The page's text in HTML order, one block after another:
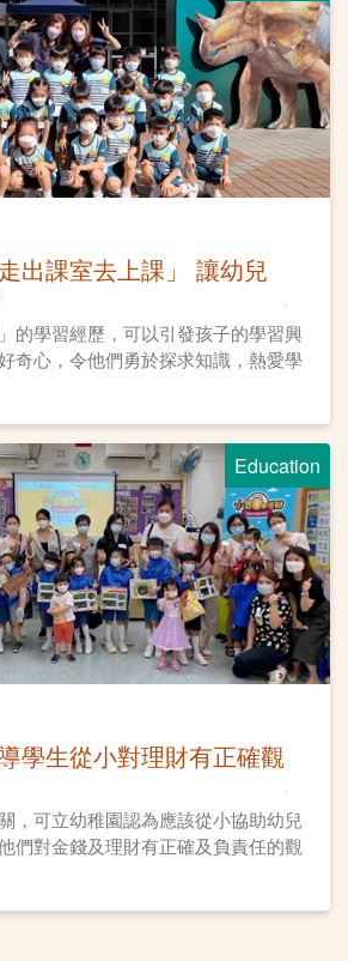
出課室去上課」 讓幼兒
的學習經歷，可以引發孩子的學習興
奇心，令他們勇於探求知識，熱愛學
Education
學生從小對理財有正確觀
，可立幼稚園認為應該從小協助幼兒
們對金錢及理財有正確及負責任的觀